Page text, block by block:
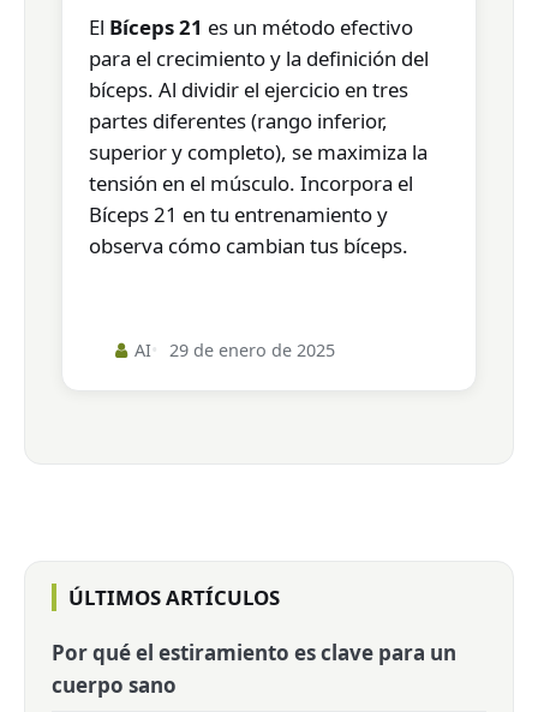
El Bíceps 21 es un método efectivo
para el crecimiento y la definición del
bíceps. Al dividir el ejercicio en tres
partes diferentes (rango inferior,
superior y completo), se maximiza la
tensión en el músculo. Incorpora el
Bíceps 21 en tu entrenamiento y
observa cómo cambian tus bíceps.
AI 29 de enero de 2025
ÚLTIMOS ARTÍCULOS
Por qué el estiramiento es clave para un
cuerpo sano